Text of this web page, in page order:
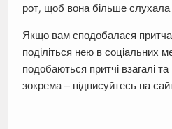
рот, щоб вона більше слухала
Якщо вам сподобалася
поділіться нею в соціальних
подобаються притчі взагалі та
зокрема – підписуйтесь на